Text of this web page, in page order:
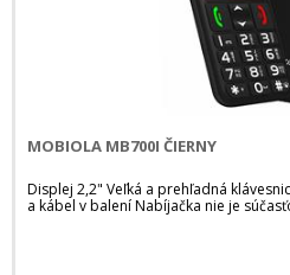
MOBIOLA MB700I ČIERNY
Displej 2,2" Veľká a prehľadná
a kábel v balení Nabíjačka nie je